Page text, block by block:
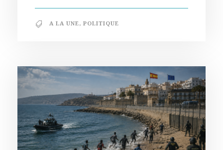
A LA UNE, POLITIQUE